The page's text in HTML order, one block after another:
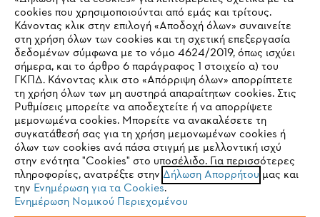
Service
Πολιτική απορρήτου Νομικό κείμενο Cookies
Νομικές πληροφορίες
IHR BROWSER WIRD NICHT
UNTERSTÜTZT
Sie nutzen einen Browser, den wir noch nicht unterstützen. Für
eine optimale Nutzung unserer Seite empfehlen wir Ihnen, zu
einem der folgenden Browser zu wechseln:
cookies που χρησιμοποιούνται από εμάς και τρίτους.
Κάνοντας κλικ στην επιλογή «Αποδοχή όλων» συναινείτε
στη χρήση όλων των cookies και τη σχετική επεξεργασία
δεδομένων σύμφωνα με το νόμο 4624/2019, όπως ισχύει
σήμερα, και το άρθρο 6 παράγραφος 1 στοιχείο α) του
ΓΚΠΔ. Κάνοντας κλικ στο «Απόρριψη όλων» απορρίπτετε
τη χρήση όλων των μη αυστηρά απαραίτητων cookies. Στις
Ρυθμίσεις μπορείτε να αποδεχτείτε ή να απορρίψετε
μεμονωμένα cookies. Μπορείτε να ανακαλέσετε τη
συγκατάθεσή σας για τη χρήση μεμονωμένων cookies ή
όλων των cookies ανά πάσα στιγμή με μελλοντική ισχύ
στην ενότητα "Cookies" στο υποσέλιδο. Για περισσότερες
πληροφορίες, ανατρέξτε στην Δήλωση Απορρήτου μας και
την Ενημέρωση για τα Cookies.
Ενημέρωση Νομικού Περιεχομένου